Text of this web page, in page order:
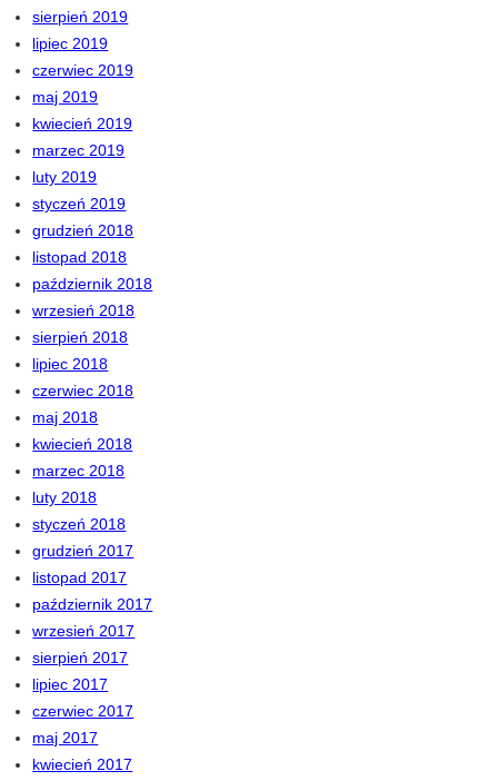
sierpień 2019
lipiec 2019
czerwiec 2019
maj 2019
kwiecień 2019
marzec 2019
luty 2019
styczeń 2019
grudzień 2018
listopad 2018
październik 2018
wrzesień 2018
sierpień 2018
lipiec 2018
czerwiec 2018
maj 2018
kwiecień 2018
marzec 2018
luty 2018
styczeń 2018
grudzień 2017
listopad 2017
październik 2017
wrzesień 2017
sierpień 2017
lipiec 2017
czerwiec 2017
maj 2017
kwiecień 2017